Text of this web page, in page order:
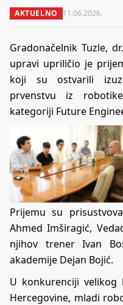
AKTUELNO 11.06.2026.
Gradonačelnik Tuzle,
upravi upriličio je
koji su ostvarili
prvenstvu iz
kategoriji Future
Prijemu su
Ahmed Imširagić,
njihov trener Ivan
akademije Dejan Bojić.
U konkurenciji
Hercegovine, mladi